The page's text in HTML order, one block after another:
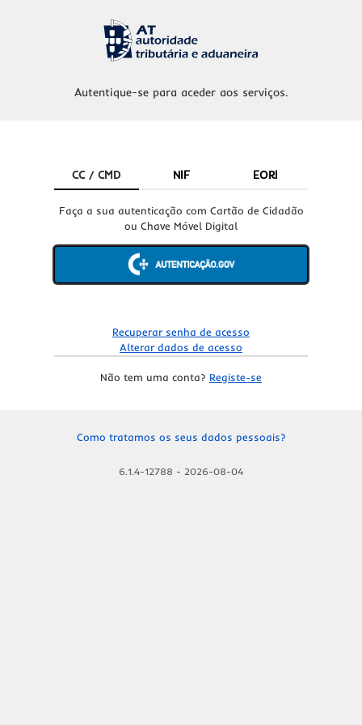
Autentique-se para aceder aos serviços.
CC / CMD NIF EORI
Faça a sua autenticação com Cartão de Cidadão
ou Chave Móvel Digital
Recuperar senha de acesso
Alterar dados de acesso
Não tem uma conta? Registe-se
Como tratamos os seus dados pessoais?
6.1.4-12788 - 2026-08-04